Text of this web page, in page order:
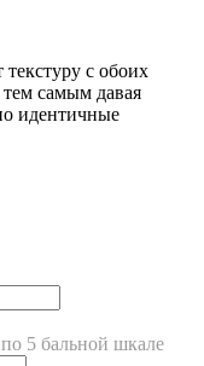
с обоих
тем самым давая
идентичные
5 бальной шкале